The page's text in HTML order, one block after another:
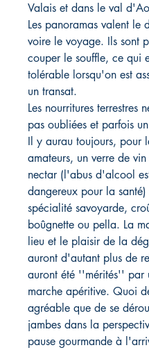
Valais et dans le val
Les panoramas valent le
voire le voyage. Ils sont
couper le souffle, ce qui
tolérable lorsqu'on est
un transat.
Les nourritures terrestres
pas oubliées et parfois
Il y aurau toujours, pour
amateurs, un verre de
nectar (l'abus d'alcool
dangereux pour la santé)
spécialité savoyarde,
boûgnette ou pella. La
lieu et le plaisir de la
auront d'autant plus de
auront été ''mérités'' par
marche apéritive. Quoi
agréable que de se
jambes dans la
pause gourmande à